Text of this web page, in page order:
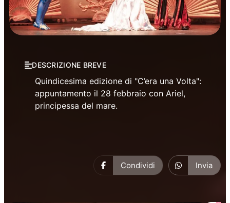
DESCRIZIONE BREVE
Quindicesima edizione di "C’era una Volta":
appuntamento il 28 febbraio con Ariel,
principessa del mare.
Condividi Invia